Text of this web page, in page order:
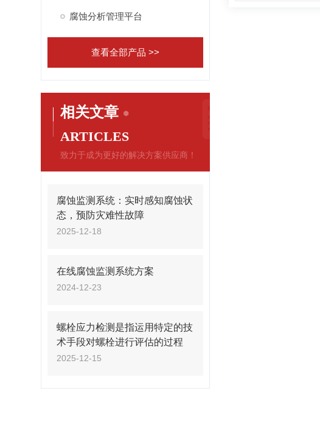
腐蚀分析管理平台
查看全部产品 >>
相关文章
ARTICLES
致力于成为更好的解决方案供应商！
腐蚀监测系统：实时感知腐蚀状
态，预防灾难性故障
2025-12-18
在线腐蚀监测系统方案
2024-12-23
螺栓应力检测是指运用特定的技
术手段对螺栓进行评估的过程
2025-12-15